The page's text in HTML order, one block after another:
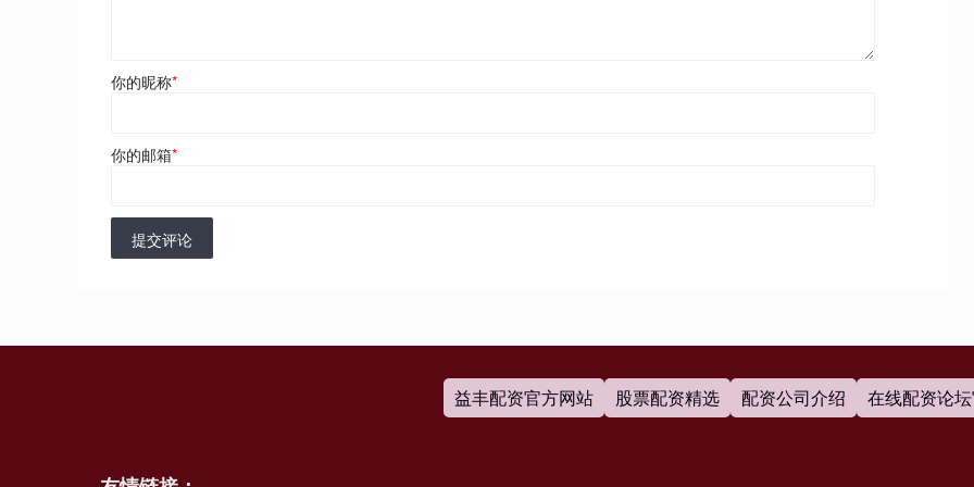
你的昵称*
你的邮箱*
提交评论
益丰配资官方网站 股票配资精选 配资公司介绍 在线配资论